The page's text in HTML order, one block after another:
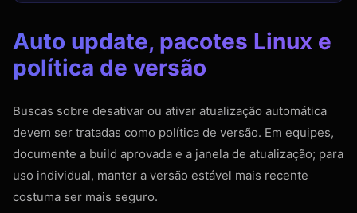
Auto update, pacotes Linux e
política de versão
Buscas sobre desativar ou ativar atualização automática
devem ser tratadas como política de versão. Em equipes,
documente a build aprovada e a janela de atualização; para
uso individual, manter a versão estável mais recente
costuma ser mais seguro.